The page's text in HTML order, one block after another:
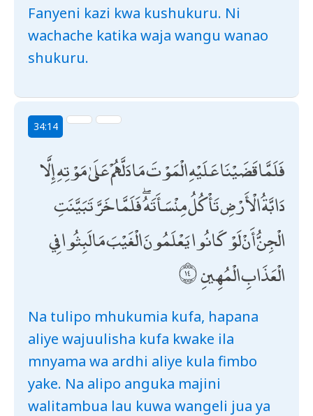
Fanyeni kazi kwa kushukuru. Ni
wachache katika waja wangu wanao
shukuru.
34:14
فَلَمَّا قَضَيْنَا عَلَيْهِ الْمَوْتَ مَا دَلَّهُمْ عَلَىٰ مَوْتِهِ إِلَّا
دَابَّةُ الْأَرْضِ تَأْكُلُ مِنْسَأَتَهُ ۖ فَلَمَّا خَرَّ تَبَيَّنَتِ
الْجِنُّ أَنْ لَوْ كَانُوا يَعْلَمُونَ الْغَيْبَ مَا لَبِثُوا فِي
الْعَذَابِ الْمُهِينِ
Na tulipo mhukumia kufa, hapana
aliye wajuulisha kufa kwake ila
mnyama wa ardhi aliye kula fimbo
yake. Na alipo anguka majini
walitambua lau kuwa wangeli jua ya